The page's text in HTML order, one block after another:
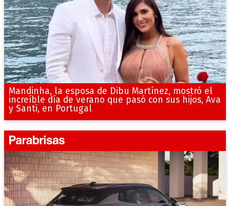
Mandinha, la esposa de Dibu Martínez, mostró el
increíble día de verano que pasó con sus hijos, Ava
y Santi, en Portugal